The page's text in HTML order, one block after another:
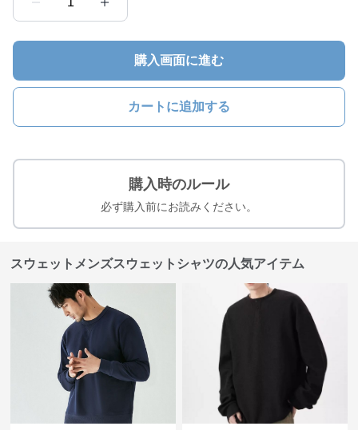
購入画面に進む
カートに追加する
購入時のルール
必ず購入前にお読みください。
スウェットメンズスウェットシャツの人気アイテム